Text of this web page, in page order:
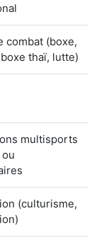
combat (boxe,
thaï, lutte)
multisports
(culturisme,